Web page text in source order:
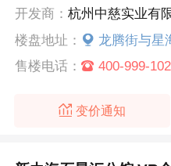
开发商：杭州中慈实业有
楼盘地址：
龙腾街与星
售楼电话：
400-999-
变价通知